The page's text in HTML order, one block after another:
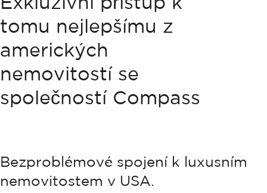
tomu nejlepšímu z
amerických
nemovitostí se
společností Compass
Bezproblémové spojení k luxusním
nemovitostem v USA.